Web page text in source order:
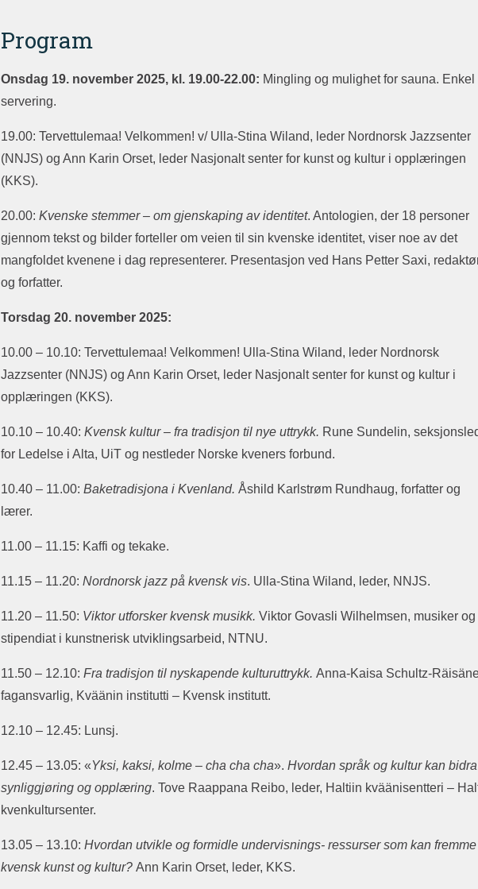
Program
Onsdag 19. november 2025, kl. 19.00-22.00: Mingling og mulighet for sauna. Enkel
servering.
19.00: Tervettulemaa! Velkommen! v/ Ulla-Stina Wiland, leder Nordnorsk Jazzsenter
(NNJS) og Ann Karin Orset, leder Nasjonalt senter for kunst og kultur i opplæringen
(KKS).
20.00: Kvenske stemmer – om gjenskaping av identitet. Antologien, der 18 personer
gjennom tekst og bilder forteller om veien til sin kvenske identitet, viser noe av det
mangfoldet kvenene i dag representerer. Presentasjon ved Hans Petter Saxi,
og forfatter.
Torsdag 20. november 2025:
10.00 – 10.10: Tervettulemaa! Velkommen! Ulla-Stina Wiland, leder Nordnorsk
Jazzsenter (NNJS) og Ann Karin Orset, leder Nasjonalt senter for kunst og kultur i
opplæringen (KKS).
10.10 – 10.40: Kvensk kultur – fra tradisjon til nye uttrykk. Rune Sundelin,
for Ledelse i Alta, UiT og nestleder Norske kveners forbund.
10.40 – 11.00: Baketradisjona i Kvenland. Åshild Karlstrøm Rundhaug, forfatter og
lærer.
11.00 – 11.15: Kaffi og tekake.
11.15 – 11.20: Nordnorsk jazz på kvensk vis. Ulla-Stina Wiland, leder, NNJS.
11.20 – 11.50: Viktor utforsker kvensk musikk. Viktor Govasli Wilhelmsen, musiker og
stipendiat i kunstnerisk utviklingsarbeid, NTNU.
11.50 – 12.10: Fra tradisjon til nyskapende kulturuttrykk. Anna-Kaisa Schultz-
fagansvarlig, Kväänin institutti – Kvensk institutt.
12.10 – 12.45: Lunsj.
12.45 – 13.05: «Yksi, kaksi, kolme – cha cha cha». Hvordan språk og kultur kan
synliggjøring og opplæring. Tove Raappana Reibo, leder, Haltiin kväänisentteri –
kvenkultursenter.
13.05 – 13.10: Hvordan utvikle og formidle undervisnings- ressurser som kan fremme
kvensk kunst og kultur? Ann Karin Orset, leder, KKS.